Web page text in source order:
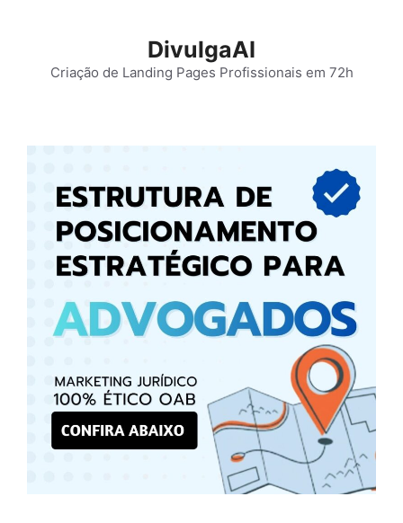
conteúdo
DivulgaAI
Criação de Landing Pages Profissionais em 72h